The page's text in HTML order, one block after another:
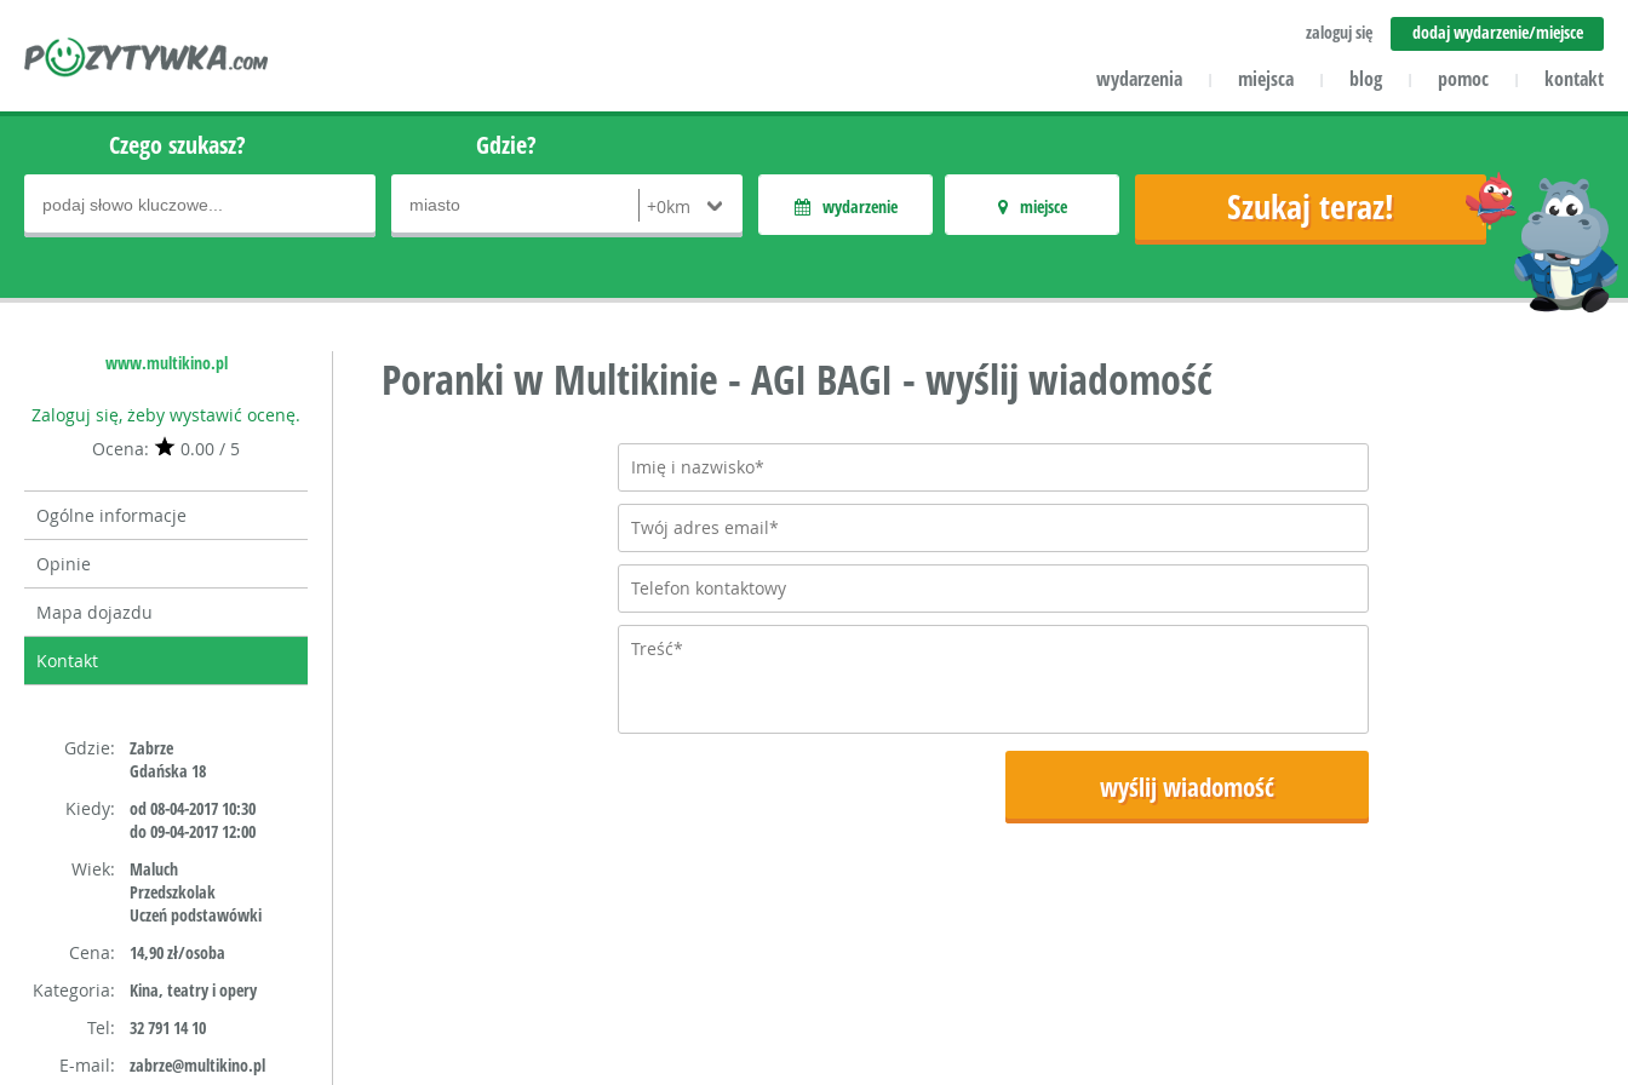
zaloguj się dodaj wydarzenie/miejsce
wydarzenia | miejsca | blog | pomoc | kontakt
Czego szukasz? Gdzie?
wydarzenie miejsce
www.multikino.pl
Zaloguj się, żeby wystawić ocenę.
Ocena:
0.00 / 5
Ogólne informacje
Opinie
Mapa dojazdu
Kontakt
Gdzie:
Zabrze
Gdańska 18
Kiedy:
od 08-04-2017 10:30
do 09-04-2017 12:00
Wiek:
Maluch
Przedszkolak
Uczeń podstawówki
Cena:
14,90 zł/osoba
Kategoria:
Kina, teatry i opery
Tel:
32 791 14 10
E-mail:
zabrze@multikino.pl
Poranki w Multikinie - AGI BAGI - wyślij wiadomość